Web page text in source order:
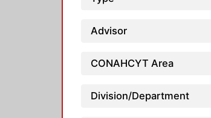
Advisor
CONAHCYT Area
Division/Department